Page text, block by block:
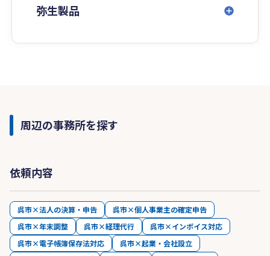
弥生製品
周辺の事務所を探す
依頼内容
呉市×法人の決算・申告
呉市×個人事業主の確定申告
呉市×年末調整
呉市×経理代行
呉市×インボイス対応
呉市×電子帳簿保存法対応
呉市×起業・会社設立